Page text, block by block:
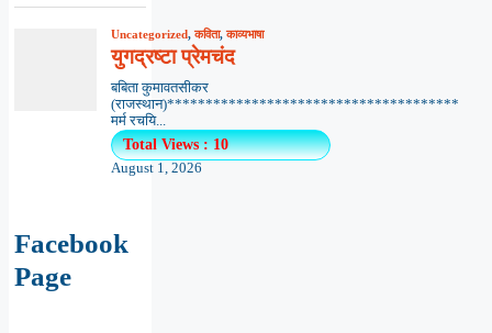
Uncategorized,कविता,काव्यभाषा
युगद्रष्टा प्रेमचंद
बबिता कुमावतसीकर
(राजस्थान)**************************************
मर्म रचयि...
Total Views : 10
August 1, 2026
Facebook
Page